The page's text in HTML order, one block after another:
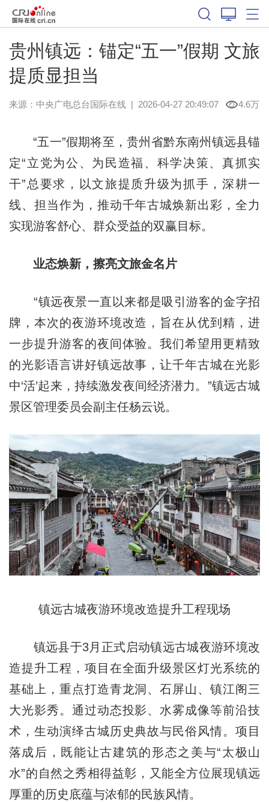
贵州镇远：锚定“五一”假期 文旅
提质显担当
来源：中央广电总台国际在线| 2026-04-27 20:49:07 4.6万
“五一”假期将至，贵州省黔东南州镇远县锚
定“立党为公、为民造福、科学决策、真抓实
干”总要求，以文旅提质升级为抓手，深耕一
线、担当作为，推动千年古城焕新出彩，全力
实现游客舒心、群众受益的双赢目标。
业态焕新，擦亮文旅金名片
“镇远夜景一直以来都是吸引游客的金字招
牌，本次的夜游环境改造，旨在从优到精，进
一步提升游客的夜间体验。我们希望用更精致
的光影语言讲好镇远故事，让千年古城在光影
中‘活’起来，持续激发夜间经济潜力。”镇远古城
景区管理委员会副主任杨云说。
镇远古城夜游环境改造提升工程现场
镇远县于3月正式启动镇远古城夜游环境改
造提升工程，项目在全面升级景区灯光系统的
基础上，重点打造青龙洞、石屏山、镇江阁三
大光影秀。通过动态投影、水雾成像等前沿技
术，生动演绎古城历史典故与民俗风情。项目
落成后，既能让古建筑的形态之美与“太极山
水”的自然之秀相得益彰，又能全方位展现镇远
厚重的历史底蕴与浓郁的民族风情。